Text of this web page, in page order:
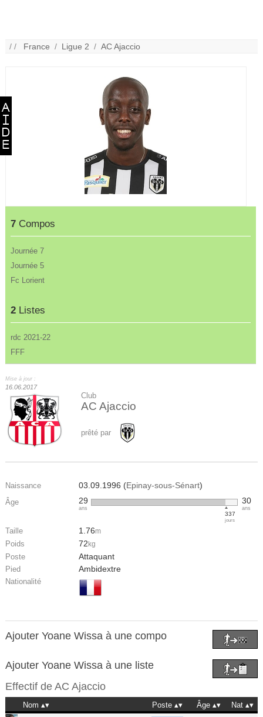
/ / France / Ligue 2 /AC Ajaccio
7 Compos
Journée 7
Journée 5
Fc Lorient
2 Listes
rdc 2021-22
FFF
Mise à jour :
16.06.2017
Club
AC Ajaccio
prêté par
Naissance 03.09.1996 (Epinay-sous-Sénart)
Âge 29
ans
337
jours
30
ans
Taille 1.76m
Poids 72 kg
Poste Attaquant
Pied Ambidextre
Nationalité
Ajouter Yoane Wissa à une compo
Ajouter Yoane Wissa à une liste
Effectif de AC Ajaccio
Nom Poste Âge
Nat